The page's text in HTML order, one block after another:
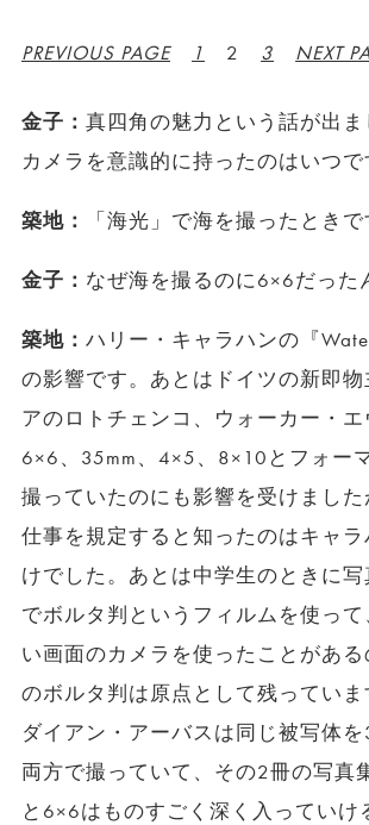
PREVIOUS PAGE 1 2 3 NEXT
金子： 真四角の魅力という話が出
カメラを意識的に持ったのはいつで
築地： 「海光」で海を撮ったときで
金子： なぜ海を撮るのに6×6だった
築地： ハリー・キャラハンの『
の影響です。あとはドイツの新即
アのロトチェンコ、ウォーカー・
6×6、35mm、4×5、8×10とフォー
撮っていたのにも影響を受けまし
仕事を規定すると知ったのはキャ
けでした。あとは中学生のときに
でボルタ判というフィルムを使って
い画面のカメラを使ったことがあ
のボルタ判は原点として残っていま
ダイアン・アーバスは同じ被写体
両方で撮っていて、その2冊の写真
と6×6はものすごく深く入っていけ